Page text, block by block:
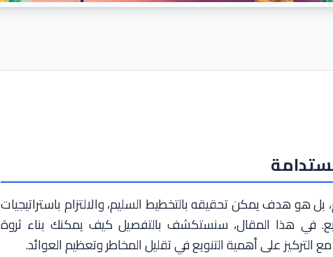
هو هدف يمكن تحقيقه بالتخطيط السليم، والالتزام باستراتيجيات
في هذا المقال، سنستكشف بالتفصيل كيف يمكنك بناء ثروة
التركيز على أهمية التنويع في تقليل المخاطر وتعظيم العوائد.